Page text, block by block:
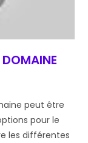
peut être
pour le
les différentes